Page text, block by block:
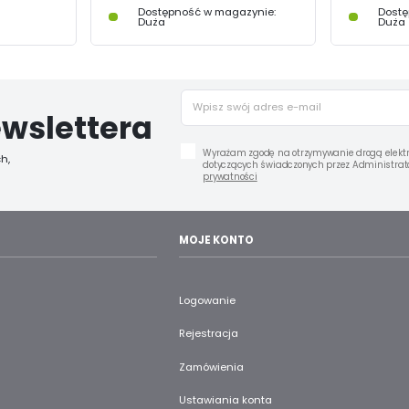
Dostępność w magazynie:
Duża Duża
Wyrażam zgodę na otrzymywanie drogą
dotyczących świadczonych przez
prywatności
MOJE KONTO
Logowanie
Rejestracja
Zamówienia
Ustawiania konta